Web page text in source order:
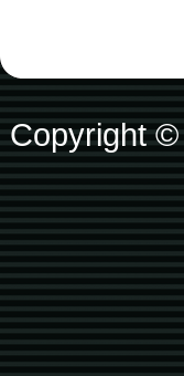
Copyright